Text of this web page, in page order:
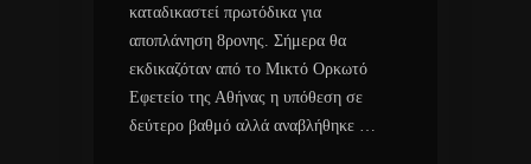
καταδικαστεί πρωτόδικα για
αποπλάνηση 8ρονης. Σήμερα θα
εκδικαζόταν από το Μικτό Ορκωτό
Εφετείο της Αθήνας η υπόθεση σε
δεύτερο βαθμό αλλά αναβλήθηκε …